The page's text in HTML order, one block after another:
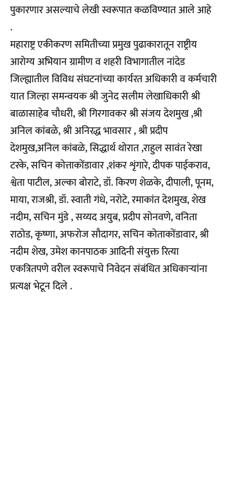
पुकारणार असल्याचे लेखी स्वरूपात कळविण्यात आले आहे
.
महाराष्ट्र एकीकरण समितीच्या प्रमुख पुढाकारातून राष्ट्रीय
आरोग्य अभियान ग्रामीण व शहरी विभागातील नांदेड
जिल्ह्यातील विविध संघटनांच्या कार्यरत अधिकारी व कर्मचारी
यात जिल्हा समन्वयक श्री जुनेद सलीम लेखाधिकारी श्री
बाळासाहेब चौधरी, श्री गिरगावकर श्री संजय देशमुख ,श्री
अनिल कांबळे, श्री अनिरद्ध भावसार , श्री प्रदीप
देशमुख,अनिल कांबळे, सिद्धार्थ थोरात ,राहुल सावंत रेखा
टरके, सचिन कोत्ताकोंडावार ,शंकर शृंगारे, दीपक पाईकराव,
श्वेता पाटील, अल्का बोराटे, डॉ. किरण शेळके, दीपाली, पूनम,
माया, राजश्री, डॉ. स्वाती गंधे, नरोटे, रमाकांत देशमुख, शेख
नदीम, सचिन मुंडे , सय्यद अयुब, प्रदीप सोनवणे, वनिता
राठोड, कृष्णा, अफरोज सौदागर, सचिन कोताकोंडावार, श्री
नदीम शेख, उमेश कानपाठक आदिनी संयुक्त रित्या
एकत्रितपणे वरील स्वरूपाचे निवेदन संबंधित अधिकाऱ्यांना
प्रत्यक्ष भेटून दिले .